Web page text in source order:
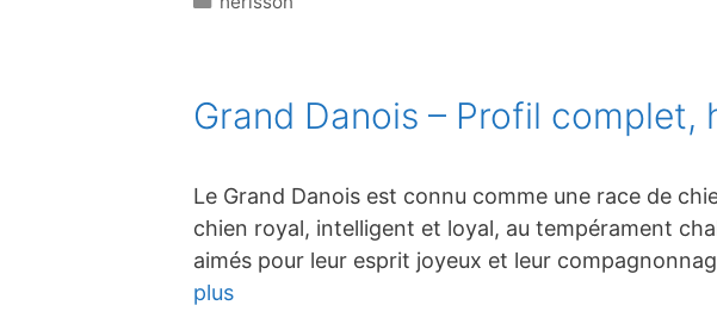
Grand Danois – Profil complet,
Le Grand Danois est connu comme une race de
chien royal, intelligent et loyal, au tempérament
aimés pour leur esprit joyeux et leur
plus